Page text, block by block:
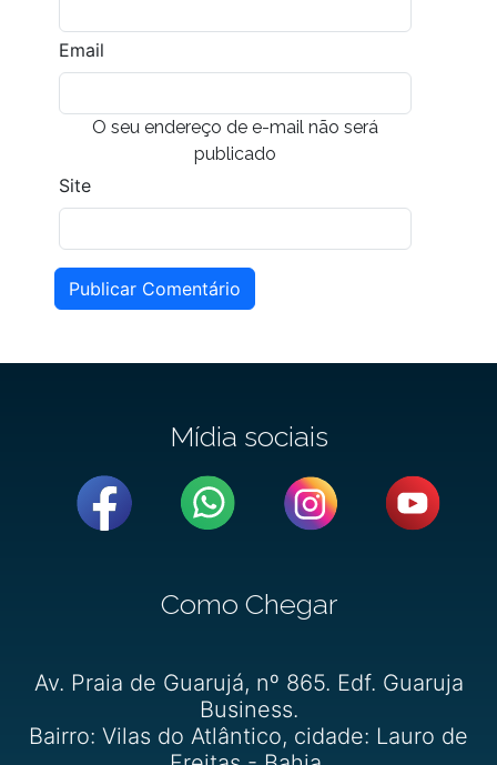
Email
O seu endereço de e-mail não será
publicado
Site
Publicar Comentário
Mídia sociais
Como Chegar
Av. Praia de Guarujá, nº 865. Edf. Guaruja
Business.
Bairro: Vilas do Atlântico, cidade: Lauro de